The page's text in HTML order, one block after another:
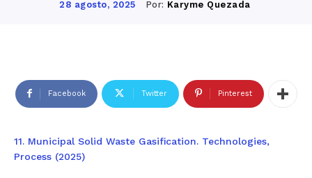
28 agosto, 2025 Por: Karyme Quezada
Facebook Twitter Pinterest
11. Municipal Solid Waste Gasification. Technologies,
Process (2025)